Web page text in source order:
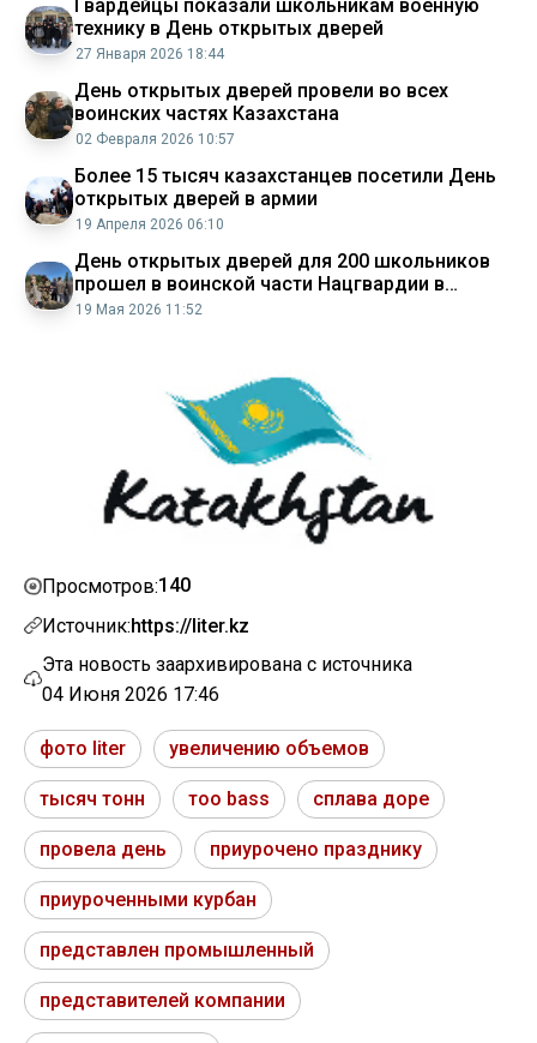
Гвардейцы показали школьникам военную
технику в День открытых дверей
27 Января 2026 18:44
День открытых дверей провели во всех
воинских частях Казахстана
02 Февраля 2026 10:57
Более 15 тысяч казахстанцев посетили День
открытых дверей в армии
19 Апреля 2026 06:10
День открытых дверей для 200 школьников
прошел в воинской части Нацгвардии в
Темиртау
19 Мая 2026 11:52
Просмотров:140
Источник:https://liter.kz
Эта новость заархивирована с источника
04 Июня 2026 17:46
фото liter увеличению объемов
тысяч тонн тоо bass сплава доре
провела день приурочено празднику
приуроченными курбан
представлен промышленный
представителей компании